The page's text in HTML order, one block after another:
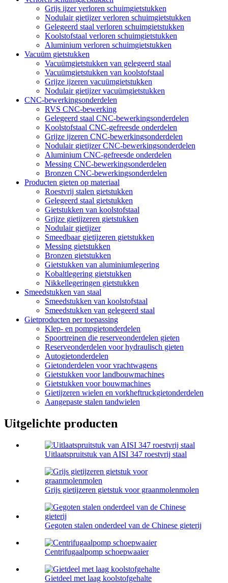
Grijs ijzer verloren schuimgietstukken
Nodulair gietijzer verloren schuimgietstukken
Gelegeerd staal verloren schuimgietstukken
Koolstofstaal verloren schuimgietstukken
Aluminium verloren schuimgietstukken
Vacuüm gietstukken
Vacuümgietstukken van gelegeerd staal
Vacuümgietstukken van koolstofstaal
Grijze ijzeren vacuümgietstukken
Nodulair gietijzer vacuümgietstukken
CNC-bewerkingsonderdelen
RVS CNC-bewerking
Gelegeerd staal CNC-bewerkingsonderdelen
Koolstofstaal CNC-gefreesde onderdelen
Grijze ijzeren CNC-bewerkingsonderdelen
Nodulair gietijzer CNC-bewerkingsonderdelen
Aluminium CNC-gefreesde onderdelen
Messing CNC-bewerkingsonderdelen
Bronzen CNC-bewerkingsonderdelen
Producten gieten op materiaal
Roestvrij stalen gietstukken
Gelegeerd staal gietstukken
Gietstukken van koolstofstaal
Grijze gietijzeren gietstukken
Nodulair gietijzer
Smeedbaar gietijzeren gietstukken
Messing gietstukken
Bronzen gietstukken
Gietstukken van aluminiumlegering
Kobaltlegering gietstukken
Nikkellegeringen gietstukken
Smeedstukken van staal
Smeedstukken van koolstofstaal
Smeedstukken van gelegeerd staal
Gietproducten per toepassing
Klep- en pompgietonderdelen
Spoortreinen die reserveonderdelen gieten
Reserveonderdelen voor hydraulisch gieten
Autogietonderdelen
Gietonderdelen voor vrachtwagens
Gietstukken voor landbouwmachines
Gietstukken voor bouwmachines
Gietijzeren wielen en vorkheftruckgietonderdelen
Aangepaste stalen tandwielen
Uitgelichte producten
Uitlaatspruitstuk van AISI 347 roestvrij staal
Grijs gietijzeren gietstuk voor graanmolenmolen
Gegoten stalen onderdeel van de Chinese gieterij
Centrifugaalpomp schoepwaaier
Gietdeel met laag koolstofgehalte